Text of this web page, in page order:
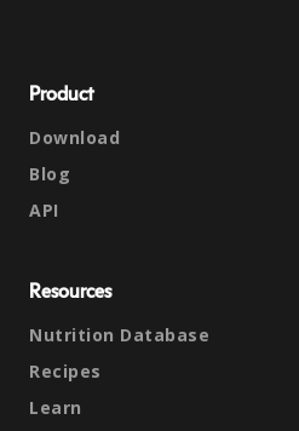
Product
Download
Blog
API
Resources
Nutrition Database
Recipes
Learn